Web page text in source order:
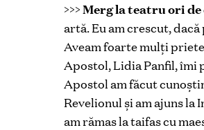
>>>Merg la teatru ori de
artă. Eu am crescut,
Aveam foarte mulţi
Apostol, Lidia Panfil, îmi
Apostol am făcut
Revelionul şi am ajuns
am rămas la taifas cu